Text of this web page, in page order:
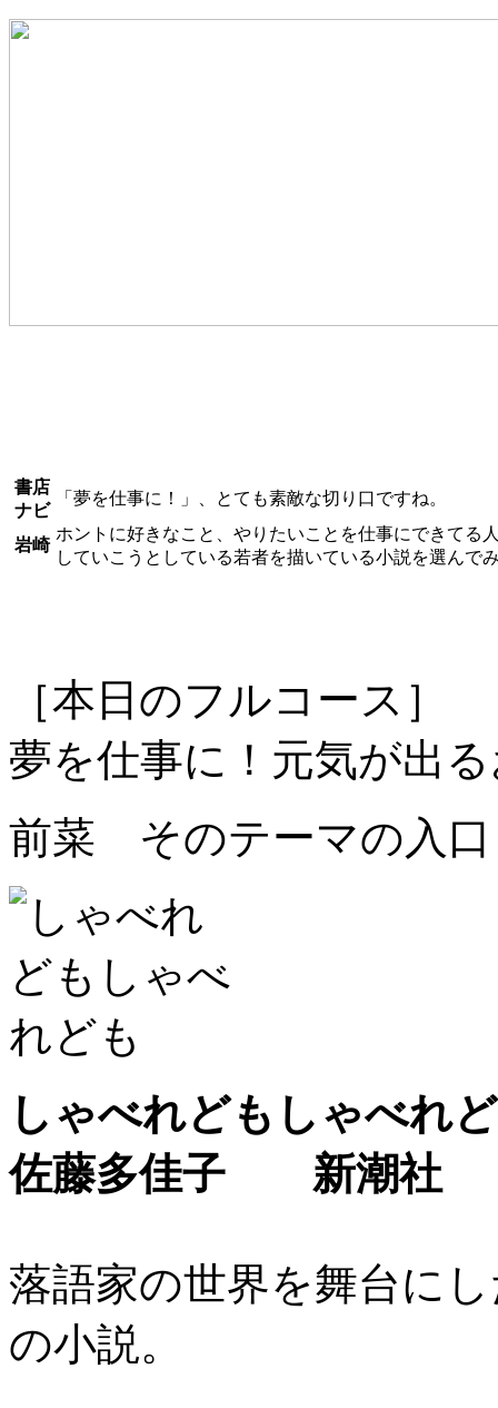
書店
ナビ
「夢を仕事に！」、とても素敵な切り口ですね。
岩崎
ホントに好きなこと、やりたいことを仕事にできてる
していこうとしている若者を描いている小説を選んで
［本日のフルコース］
夢を仕事に！元気が出
前菜 そのテーマの入口
しゃべれどもしゃべれ
佐藤多佳子 新潮社
落語家の世界を舞台に
の小説。